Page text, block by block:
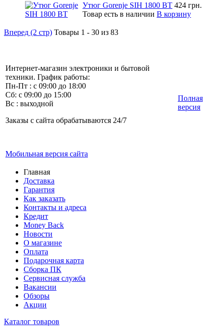
Утюг Gorenje SIH 1800 BT 424 грн.
Товар есть в наличии В корзину
Вперед (2 стр) Товары 1 - 30 из 83
Интернет-магазин электроники и бытовой
техники. График работы:
Пн-Пт : с 09:00 до 18:00
Сб: с 09:00 до 15:00
Вс : выходной
Заказы с сайта обрабатываются 24/7
Мобильная версия сайта
Полная
версия
Главная
Доставка
Гарантия
Как заказать
Контакты и адреса
Кредит
Money Back
Новости
О магазине
Оплата
Подарочная карта
Сборка ПК
Сервисная служба
Вакансии
Обзоры
Акции
Каталог товаров